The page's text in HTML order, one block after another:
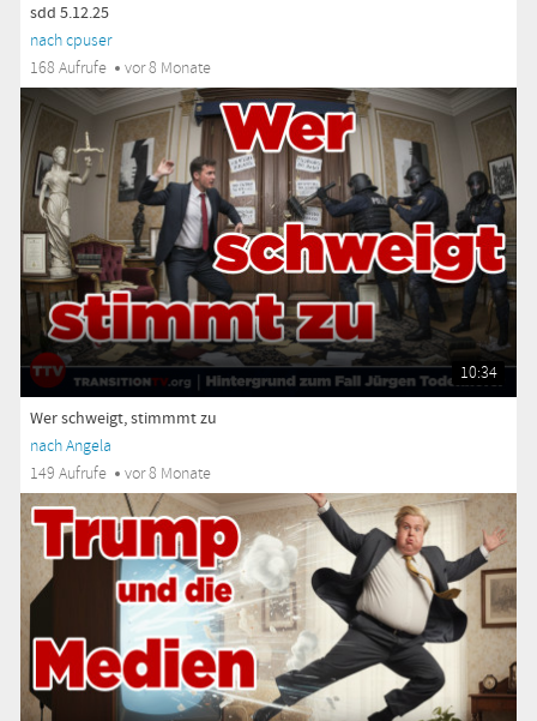
sdd 5.12.25
nach cpuser
168 Aufrufe
vor 8 Monate
10:34
Wer schweigt, stimmmt zu
nach Angela
149 Aufrufe
vor 8 Monate